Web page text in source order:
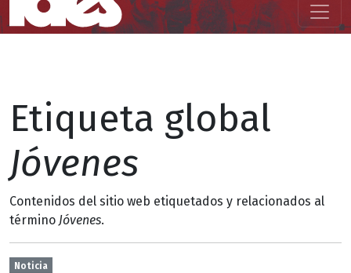
Etiqueta global
Jóvenes
Contenidos del sitio web etiquetados y relacionados al
término Jóvenes.
Noticia